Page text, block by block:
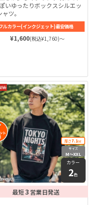
いゆったりボックスシルエッ
ャツ。
ルカラー(インクジェット)最安価格
¥1,600(税込¥1,760)～
厚さ7.1oz
サイズ
M〜XXL
カラー
2色
最短3 営業日発送